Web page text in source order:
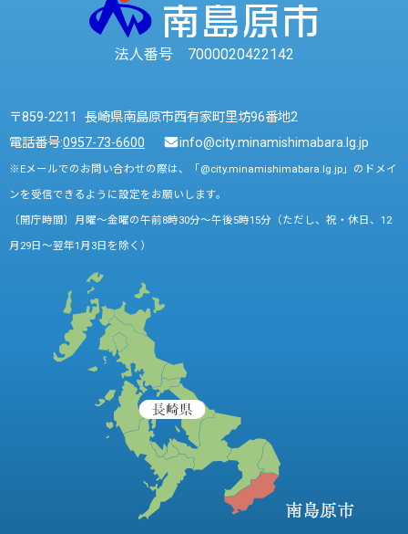
法人番号 7000020422142
〒859-2211 長崎県南島原市西有家町里坊96番地2
電話番号:0957-73-6600 info@city.minamishimabara.lg.jp
※Eメールでのお問い合わせの際は、「@city.minamishimabara.lg.jp」のドメイ
ンを受信できるように設定をお願いします。
〔開庁時間〕月曜～金曜の午前8時30分～午後5時15分（ただし、祝・休日、12
月29日～翌年1月3日を除く）